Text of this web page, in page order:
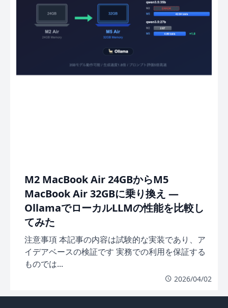
M2 MacBook Air 24GBからM5
MacBook Air 32GBに乗り換え —
OllamaでローカルLLMの性能を比較し
てみた
注意事項 本記事の内容は試験的な実装であり、ア
イデアベースの検証です 実務での利用を保証する
ものでは...
2026/04/02